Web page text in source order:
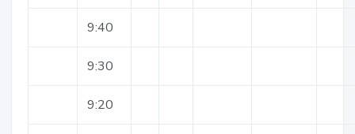
9:40
9:30
9:20